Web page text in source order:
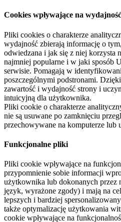
Cookies wpływające na wydajność
Pliki cookies o charakterze
wydajność zbierają informację o
odwiedzana i jak się z niej korzysta
najmniej popularne i w jaki sposób
serwisie. Pomagają w
poszczególnymi podstronami.
zawartość i wydajność strony i
intuicyjną dla użytkownika.
Pliki cookie o charakterze
nie są usuwane po zamknięciu
przechowywane na komputerze lub
Funkcjonalne pliki
Pliki cookie wpływające na
przypomnienie sobie informacji
użytkownika lub dokonanych
język, wyrażone zgody) i mają na
lepszych i bardziej
także optymalizację użytkowania
cookie wpływające na